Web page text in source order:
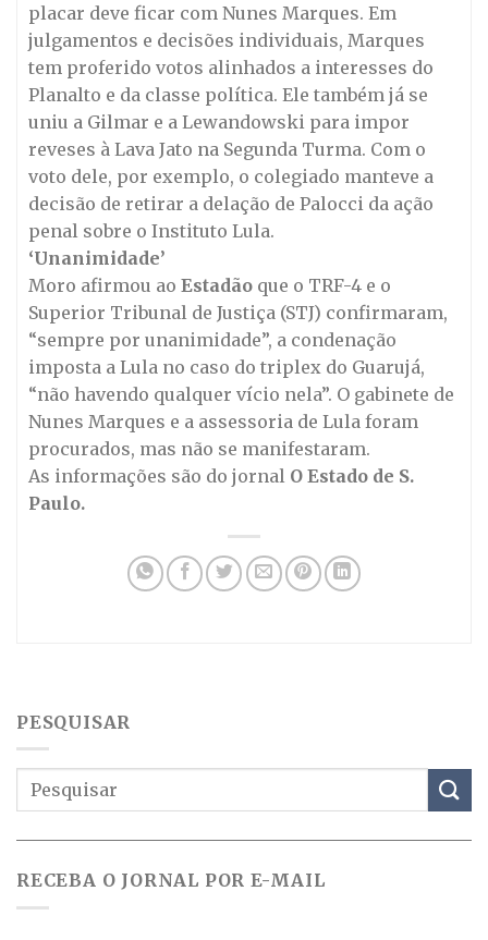
placar deve ficar com Nunes Marques. Em
julgamentos e decisões individuais, Marques
tem proferido votos alinhados a interesses do
Planalto e da classe política. Ele também já se
uniu a Gilmar e a Lewandowski para impor
reveses à Lava Jato na Segunda Turma. Com o
voto dele, por exemplo, o colegiado manteve a
decisão de retirar a delação de Palocci da ação
penal sobre o Instituto Lula.
‘Unanimidade’
Moro afirmou ao Estadão que o TRF-4 e o
Superior Tribunal de Justiça (STJ) confirmaram,
“sempre por unanimidade”, a condenação
imposta a Lula no caso do triplex do Guarujá,
“não havendo qualquer vício nela”. O gabinete de
Nunes Marques e a assessoria de Lula foram
procurados, mas não se manifestaram.
As informações são do jornal O Estado de S.
Paulo.
PESQUISAR
RECEBA O JORNAL POR E-MAIL